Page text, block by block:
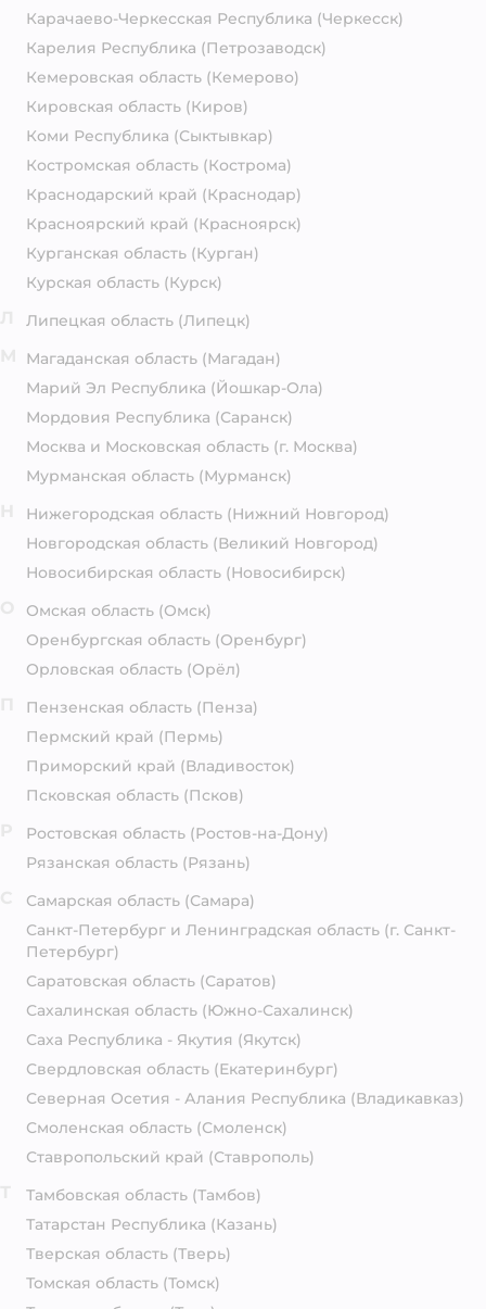
Карачаево-Черкесская Республика (Черкесск)
Карелия Республика (Петрозаводск)
Кемеровская область (Кемерово)
Кировская область (Киров)
Коми Республика (Сыктывкар)
Костромская область (Кострома)
Краснодарский край (Краснодар)
Красноярский край (Красноярск)
Курганская область (Курган)
Курская область (Курск)
Липецкая область (Липецк)
Магаданская область (Магадан)
Марий Эл Республика (Йошкар-Ола)
Мордовия Республика (Саранск)
Москва и Московская область (г. Москва)
Мурманская область (Мурманск)
Нижегородская область (Нижний Новгород)
Новгородская область (Великий Новгород)
Новосибирская область (Новосибирск)
Омская область (Омск)
Оренбургская область (Оренбург)
Орловская область (Орёл)
Пензенская область (Пенза)
Пермский край (Пермь)
Приморский край (Владивосток)
Псковская область (Псков)
Ростовская область (Ростов-на-Дону)
Рязанская область (Рязань)
Самарская область (Самара)
Санкт-Петербург и Ленинградская область (г. Санкт-
Петербург)
Саратовская область (Саратов)
Сахалинская область (Южно-Сахалинск)
Саха Республика - Якутия (Якутск)
Свердловская область (Екатеринбург)
Северная Осетия - Алания Республика (Владикавказ)
Смоленская область (Смоленск)
Ставропольский край (Ставрополь)
Тамбовская область (Тамбов)
Татарстан Республика (Казань)
Тверская область (Тверь)
Томская область (Томск)